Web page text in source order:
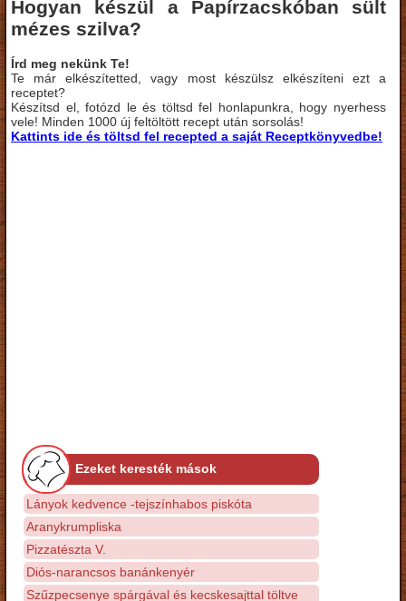
Hogyan készül a Papírzacskóban sült
mézes szilva?
Írd meg nekünk Te!
Te már elkészítetted, vagy most készülsz elkészíteni ezt a
receptet?
Készítsd el, fotózd le és töltsd fel honlapunkra, hogy nyerhess
vele! Minden 1000 új feltöltött recept után sorsolás!
Kattints ide és töltsd fel recepted a saját Receptkönyvedbe!
Ezeket keresték mások
Lányok kedvence -tejszínhabos piskóta
Aranykrumpliska
Pizzatészta V.
Diós-narancsos banánkenyér
Szűzpecsenye spárgával és kecskesajttal töltve